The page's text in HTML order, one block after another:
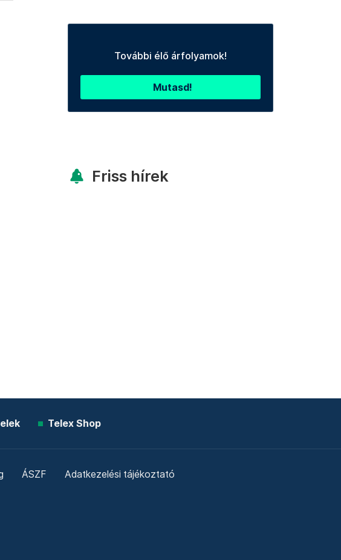
További élő árfolyamok!
Mutasd!
Friss hírek
Telex Shop
ÁSZF Adatkezelési tájékoztató